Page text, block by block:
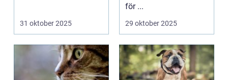
31 oktober 2025
för ...
29 oktober 2025